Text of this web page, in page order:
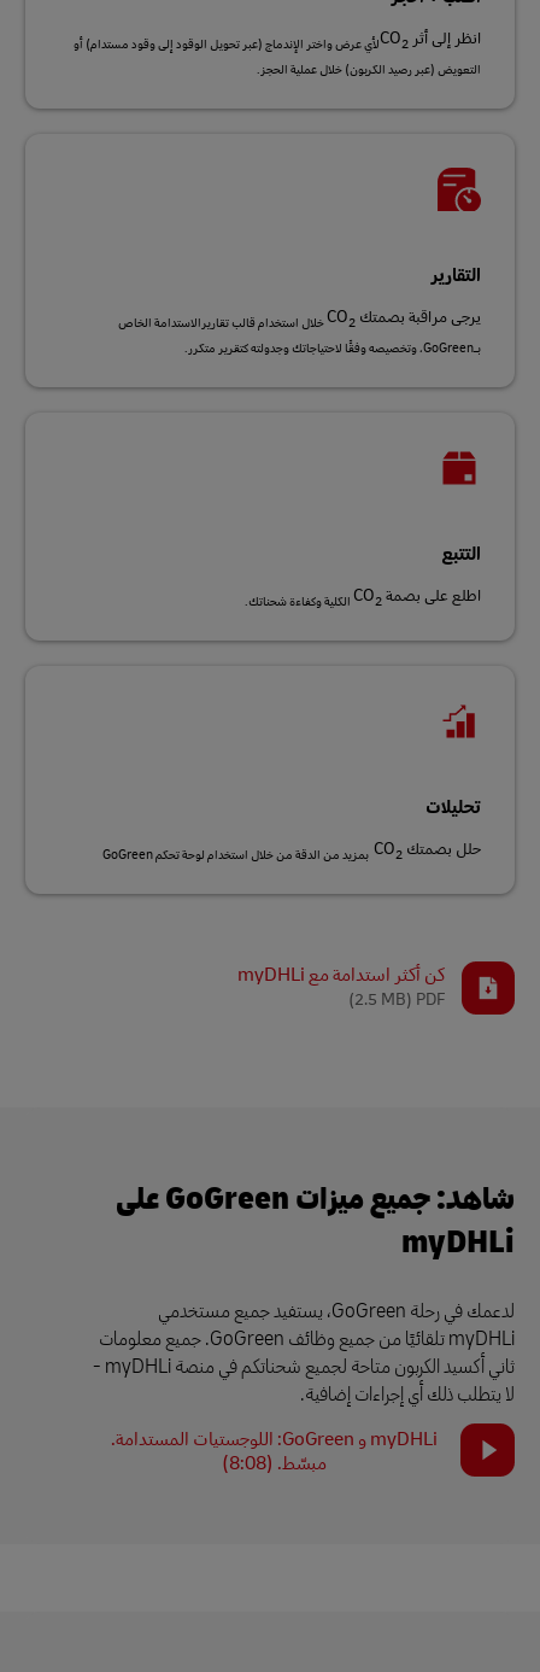
انظر إلى أثر CO
2لأي عرض واختر الإندماج (عبر تحويل الوقود إلى وقود مستدام) أو
التعويض (عبر رصيد الكربون) خلال عملية الحجز.
التقارير
يرجى مراقبة بصمتك CO
2 خلال استخدام قالب تقاريرالاستدامة الخاص
بـGoGreen، وتخصيصه وفقًا لاحتياجاتك وجدولته كتقرير متكرر.
التتبع
اطلع على بصمة CO 2 الكلية وكفاءة شحناتك.
تحليلات
حلل بصمتك CO 2 بمزيد من الدقة من خلال استخدام لوحة تحكم GoGreen
كن أكثر استدامة مع myDHLi
PDF
(2.5 MB)
شاهد: جميع ميزات GoGreen على
myDHLi
لدعمك في رحلة GoGreen، يستفيد جميع مستخدمي
myDHLi تلقائيًا من جميع وظائف GoGreen. جميع معلومات
ثاني أكسيد الكربون متاحة لجميع شحناتكم في منصة myDHLi -
لا يتطلب ذلك أي إجراءات إضافية.
myDHLi و GoGreen: اللوجستيات المستدامة.
مبسّط. (8:08)